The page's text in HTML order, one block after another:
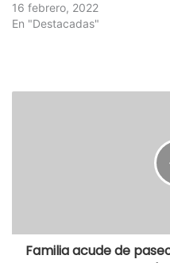
16 febrero, 2022
En "Destacadas"
Familia acude de